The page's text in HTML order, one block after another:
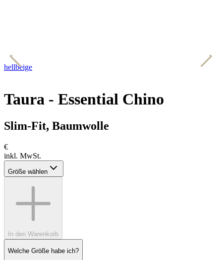
hellbeige
Taura - Essential Chino
Slim-Fit, Baumwolle
€
inkl. MwSt.
Größe wählen
In den Warenkorb
Welche Größe habe ich?